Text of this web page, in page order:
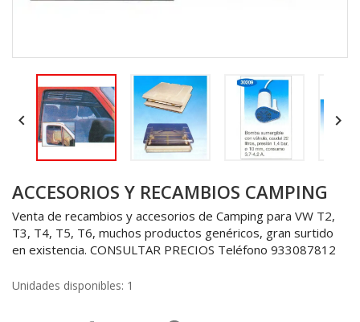
 
ACCESORIOS Y RECAMBIOS CAMPING
Venta de recambios y accesorios de Camping para VW T2,
T3, T4, T5, T6, muchos productos genéricos, gran surtido
en existencia. CONSULTAR PRECIOS Teléfono 933087812
Unidades disponibles: 1